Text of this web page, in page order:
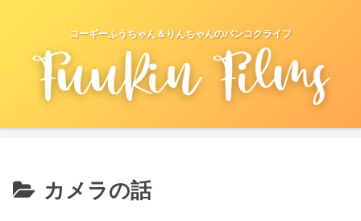
コーギーふうちゃん＆りんちゃんのバンコクライフ
カメラの話